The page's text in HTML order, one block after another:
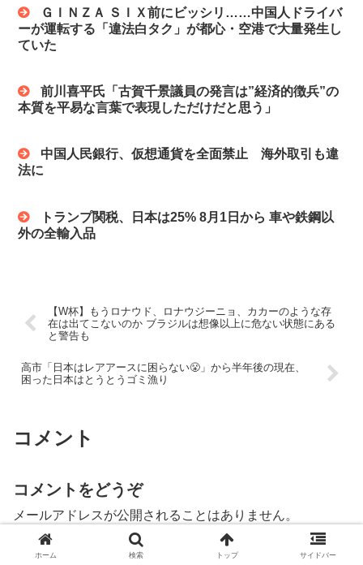
ーが運転する「違法白タク」が都心・空港で大量発生し
ていた
本質を平易な言葉で表現しただけだと思う」
法に
外の全輸入品
【W杯】もうロナウド、ロナウジーニョ、カカーのような存
在は出てこないのか ブラジルは想像以上に危ない状態にある
と警告も
高市「日本はレアアースに困らない😤」から半年後の現在、
困った日本はとうとうゴミ漁り
コメント
コメントをどうぞ
メールアドレスが公開されることはありません。
コメント
ホーム 検索 トップ サイドバー